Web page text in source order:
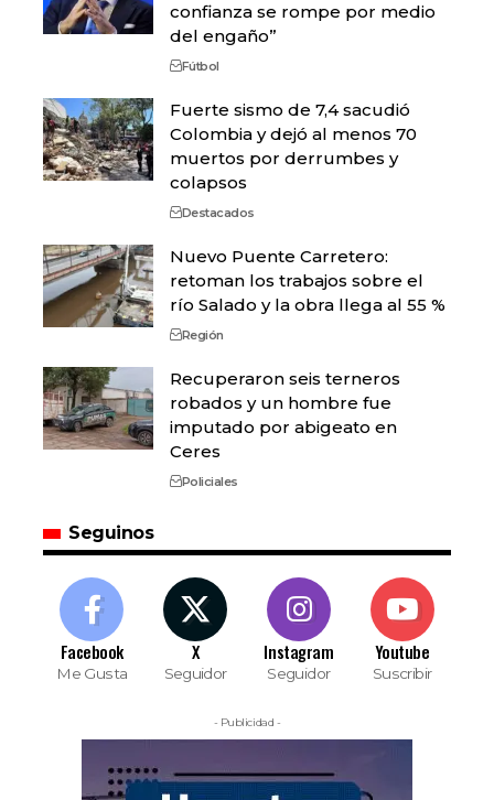
confianza se rompe por medio
del engaño”
Fútbol
Fuerte sismo de 7,4 sacudió
Colombia y dejó al menos 70
muertos por derrumbes y
colapsos
Destacados
Nuevo Puente Carretero:
retoman los trabajos sobre el
río Salado y la obra llega al 55 %
Región
Recuperaron seis terneros
robados y un hombre fue
imputado por abigeato en
Ceres
Policiales
Seguinos
Facebook
Me Gusta
X
Seguidor
Instagram
Seguidor
Youtube
Suscribir
- Publicidad -